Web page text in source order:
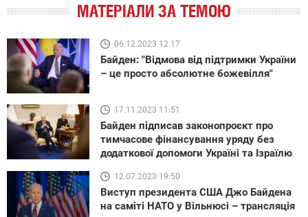
МАТЕРІАЛИ ЗА ТЕМОЮ
06.12.2023 12:17
Байден: "Відмова від підтримки України
– це просто абсолютне божевілля"
17.11.2023 11:51
Байден підписав законопроєкт про
тимчасове фінансування уряду без
додаткової допомоги Україні та Ізраїлю
12.07.2023 19:50
Виступ президента США Джо Байдена
на саміті НАТО у Вільнюсі – трансляція